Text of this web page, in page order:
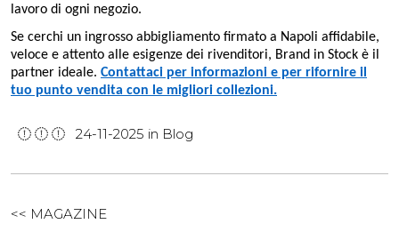
lavoro di ogni negozio.
Se cerchi un ingrosso abbigliamento firmato a Napoli affidabile,
veloce e attento alle esigenze dei rivenditori, Brand in Stock è il
partner ideale. Contattaci per informazioni e per rifornire il
tuo punto vendita con le migliori collezioni.
24-11-2025 in Blog
<< MAGAZINE